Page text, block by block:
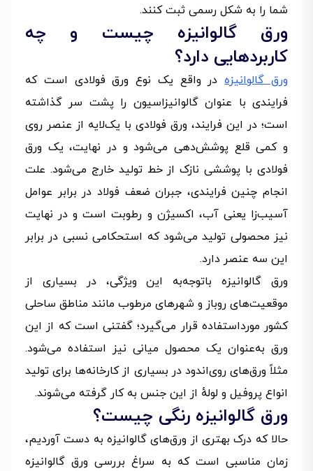
شما را به شکل رسمی ثبت کنند.
ورق گالوانیزه چیست و چه
کاربردهایی دارد؟
ورق گالوانیزهدر واقع یک نوع ورق فولادی است که
فرایندی با عنوان گالوانیزاسیون را پشت سر گذاشته
است؛ در این فرایند، ورق فولادی با یک‌لایه از عنصر روی
و کمی قلع پوشش‌دهی می‌شود و در نهایت، یک ورق
فولادی با پوششی نازک از خط تولید خارج می‌شود. علت
انجام چنین فرایندی، جبران ضعف فولاد در برابر عوامل
آسیب‌زا یعنی آب، اکسیژن و رطوبت است و در نهایت
نیز محصولی تولید می‌شود که استحکامی نسبی در برابر
این سه عنصر دارد.
ورق گالوانیزه باتوجه‌به این ویژگی، در بسیاری از
موقعیت‌های روباز و شهرهای مرطوب مانند مناطق ساحلی
کشور مورداستفاده قرار می‌گیرد؛ گفتنی است که از این
ورق به‌عنوان یک محصول میانی نیز استفاده می‌شود.
مثلاً ورق‌های روی‌اندود در بسیاری از کارخانه‌ها برای تولید
انواع پروفیل و لولهٔ از این جنس به کار گرفته می‌شوند.
ورق گالوانیزه رنگی چیست؟
حالا که درک بهتری از ورق‌های گالوانیزه به دست آوردیم،
زمان مناسبی است که به سراغ بررسی ورق گالوانیزه